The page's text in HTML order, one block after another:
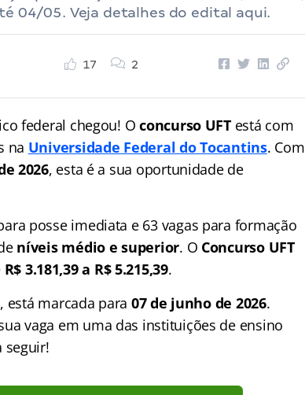
04/05. Veja detalhes do edital aqui.
17 2
federal chegou! Oconcurso UFTestá com
na Universidade Federal do Tocantins. Com
2026, esta é a sua oportunidade de
posse imediata e 63 vagas para formação
níveis médio e superior. O Concurso UFT
R$ 3.181,39 a R$ 5.215,39.
está marcada para 07 de junho de 2026.
vaga em uma das instituições de ensino
seguir!